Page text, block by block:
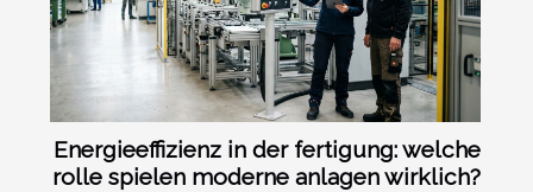
Energieeffizienz in der fertigung: welche
rolle spielen moderne anlagen wirklich?